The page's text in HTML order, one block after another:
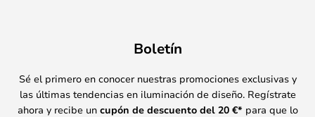
Boletín
Sé el primero en conocer nuestras promociones exclusivas y
las últimas tendencias en iluminación de diseño. Regístrate
ahora y recibe un cupón de descuento del 20 €* para que lo